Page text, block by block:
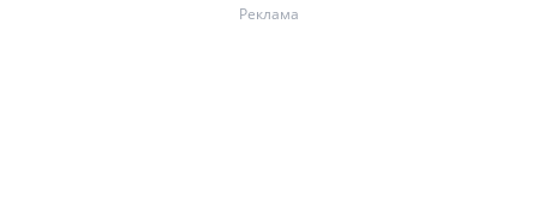
Реклама